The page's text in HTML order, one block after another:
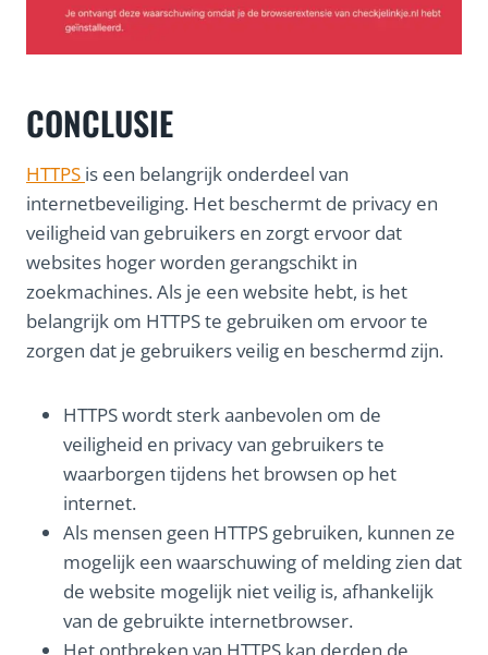
CONCLUSIE
HTTPS is een belangrijk onderdeel van
internetbeveiliging. Het beschermt de privacy en
veiligheid van gebruikers en zorgt ervoor dat
websites hoger worden gerangschikt in
zoekmachines. Als je een website hebt, is het
belangrijk om HTTPS te gebruiken om ervoor te
zorgen dat je gebruikers veilig en beschermd zijn.
HTTPS wordt sterk aanbevolen om de
veiligheid en privacy van gebruikers te
waarborgen tijdens het browsen op het
internet.
Als mensen geen HTTPS gebruiken, kunnen ze
mogelijk een waarschuwing of melding zien dat
de website mogelijk niet veilig is, afhankelijk
van de gebruikte internetbrowser.